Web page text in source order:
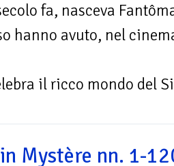
fa, nasceva
hanno avuto, nel
il ricco mondo del
Mystère nn. 1-